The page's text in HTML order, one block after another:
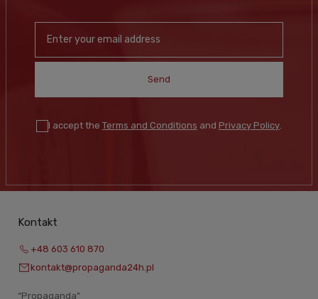
Send
I accept the Terms and Conditions and Privacy Policy
Kontakt
+48 603 610 870
kontakt@propaganda24h.pl
“Propaganda"